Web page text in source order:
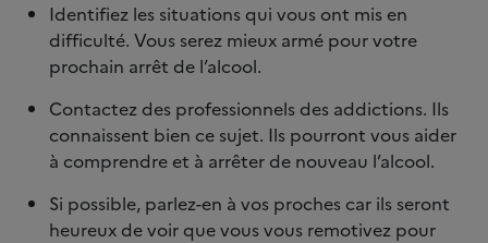
Identifiez les situations qui vous ont mis en
difficulté. Vous serez mieux armé pour votre
prochain arrêt de l’alcool.
Contactez des professionnels des addictions. Ils
connaissent bien ce sujet. Ils pourront vous aider
à comprendre et à arrêter de nouveau l’alcool.
Si possible, parlez-en à vos proches car ils seront
heureux de voir que vous vous remotivez pour